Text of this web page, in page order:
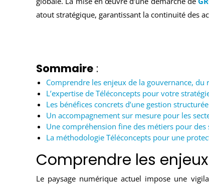
atout stratégique, garantissant la continuité des
Sommaire :
Comprendre les enjeux de la gouvernance,
L’expertise de Téléconcepts pour votre
Les bénéfices concrets d’une gestion
Un accompagnement sur mesure pour les
Une compréhension fine des métiers pour
La méthodologie Téléconcepts pour une
Comprendre les
Le paysage numérique actuel impose une